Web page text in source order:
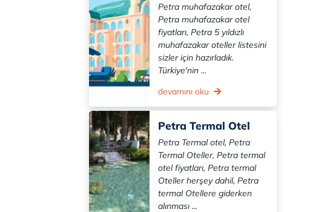
Petra muhafazakar otel,
Petra muhafazakar otel
fiyatları, Petra 5 yıldızlı
muhafazakar oteller listesini
sizler için hazırladık.
Türkiye'nin ...
devamını oku
Petra Termal Otel
Petra Termal otel, Petra
Termal Oteller, Petra termal
otel fiyatları, Petra termal
Oteller herşey dahil, Petra
termal Otellere giderken
alınması ...